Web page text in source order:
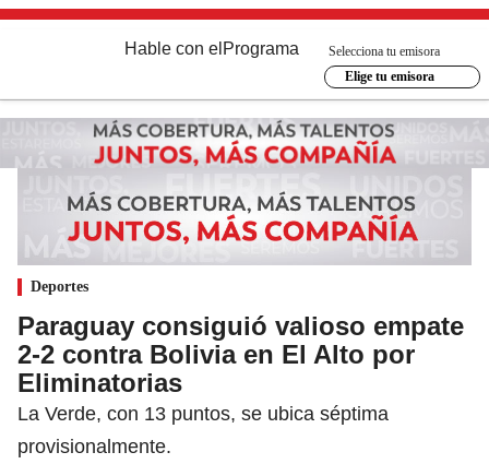
Hable con el Programa
Selecciona tu emisora
Elige tu emisora
Deportes
Paraguay consiguió valioso empate
2-2 contra Bolivia en El Alto por
Eliminatorias
La Verde, con 13 puntos, se ubica séptima
provisionalmente.